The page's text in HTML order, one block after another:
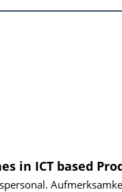
in ICT based